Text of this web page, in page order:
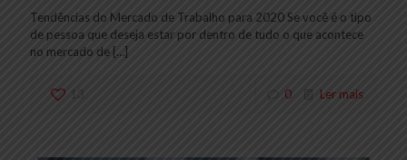
Tendências do Mercado de Trabalho para 2020 Se você é o tipo
de pessoa que deseja estar por dentro de tudo o que acontece
no mercado de […]
13 0 Ler mais